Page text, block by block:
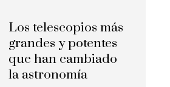
Los telescopios más
grandes y potentes
que han cambiado
la astronomía